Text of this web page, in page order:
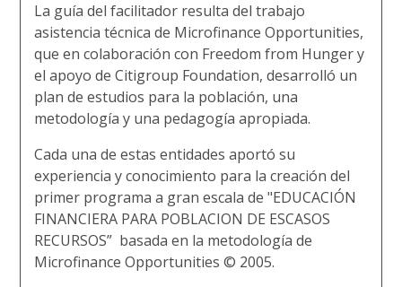
La guía del facilitador resulta del trabajo
asistencia técnica de Microfinance Opportunities,
que en colaboración con Freedom from Hunger y
el apoyo de Citigroup Foundation, desarrolló un
plan de estudios para la población, una
metodología y una pedagogía apropiada.
Cada una de estas entidades aportó su
experiencia y conocimiento para la creación del
primer programa a gran escala de "EDUCACIÓN
FINANCIERA PARA POBLACION DE ESCASOS
RECURSOS” basada en la metodología de
Microfinance Opportunities © 2005.